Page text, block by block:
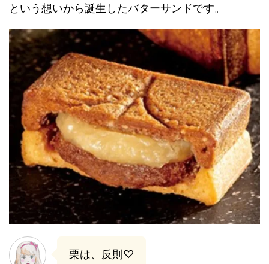
という想いから誕生したバターサンドです。
栗は、反則♡